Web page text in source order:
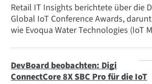
Retail IT Insights berichtete über die
Global IoT Conference Awards,
wie Evoqua Water Technologies (IoT
DevBoard beobachten: Digi
ConnectCore 8X SBC Pro für die IoT